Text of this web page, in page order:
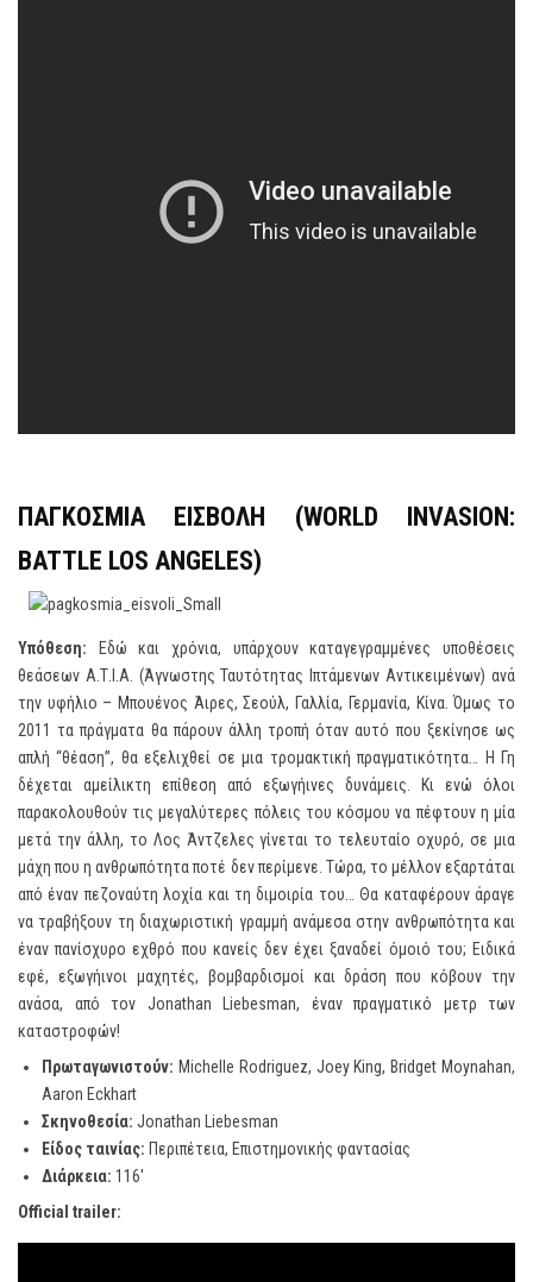
ΠΑΓΚΟΣΜΙΑ ΕΙΣΒΟΛΗ (WORLD INVASION:
BATTLE LOS ANGELES)
Υπόθεση: Εδώ και χρόνια, υπάρχουν καταγεγραμμένες υποθέσεις
θεάσεων Α.Τ.Ι.Α. (Άγνωστης Ταυτότητας Ιπτάμενων Αντικειμένων) ανά
την υφήλιο – Μπουένος Άιρες, Σεούλ, Γαλλία, Γερμανία, Κίνα. Όμως το
2011 τα πράγματα θα πάρουν άλλη τροπή όταν αυτό που ξεκίνησε ως
απλή “θέαση”, θα εξελιχθεί σε μια τρομακτική πραγματικότητα… Η Γη
δέχεται αμείλικτη επίθεση από εξωγήινες δυνάμεις. Κι ενώ όλοι
παρακολουθούν τις μεγαλύτερες πόλεις του κόσμου να πέφτουν η μία
μετά την άλλη, το Λος Άντζελες γίνεται το τελευταίο οχυρό, σε μια
μάχη που η ανθρωπότητα ποτέ δεν περίμενε. Τώρα, το μέλλον εξαρτάται
από έναν πεζοναύτη λοχία και τη διμοιρία του… Θα καταφέρουν άραγε
να τραβήξουν τη διαχωριστική γραμμή ανάμεσα στην ανθρωπότητα και
έναν πανίσχυρο εχθρό που κανείς δεν έχει ξαναδεί όμοιό του; Ειδικά
εφέ, εξωγήινοι μαχητές, βομβαρδισμοί και δράση που κόβουν την
ανάσα, από τον Jonathan Liebesman, έναν πραγματικό μετρ των
καταστροφών!
Πρωταγωνιστούν: Michelle Rodriguez, Joey King, Bridget Moynahan,
Aaron Eckhart
Σκηνοθεσία: Jonathan Liebesman
Είδος ταινίας: Περιπέτεια, Επιστημονικής φαντασίας
Διάρκεια: 116′
Official trailer: